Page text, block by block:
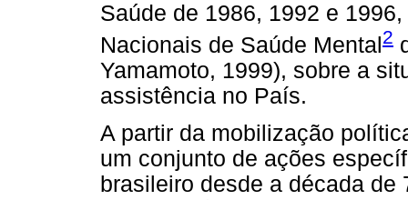
Saúde de 1986, 1992 e
Nacionais de Saúde Mental2
Yamamoto, 1999), sobre a
assistência no País.
A partir da mobilização
um conjunto de ações
brasileiro desde a década de